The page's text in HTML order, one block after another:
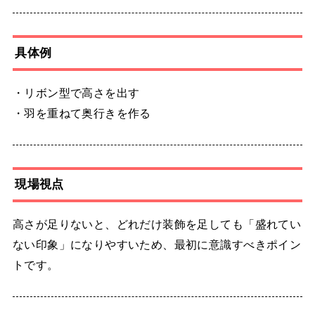
具体例
・リボン型で高さを出す
・羽を重ねて奥行きを作る
現場視点
高さが足りないと、どれだけ装飾を足しても「盛れてい
ない印象」になりやすいため、最初に意識すべきポイン
トです。